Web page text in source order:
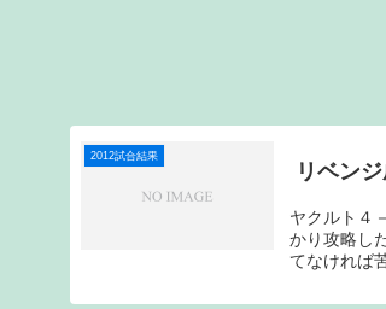
2012試合結果
リベン
ヤクルト４
かり攻略し
てなければ